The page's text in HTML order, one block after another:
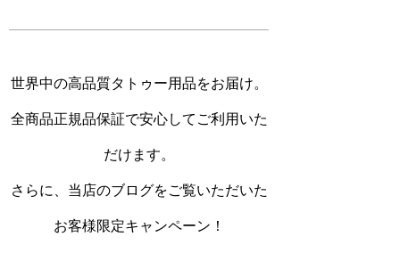
世界中の高品質タトゥー用品をお届け。
全商品正規品保証で安心してご利用いた
だけます。
さらに、当店のブログをご覧いただいた
お客様限定キャンペーン！